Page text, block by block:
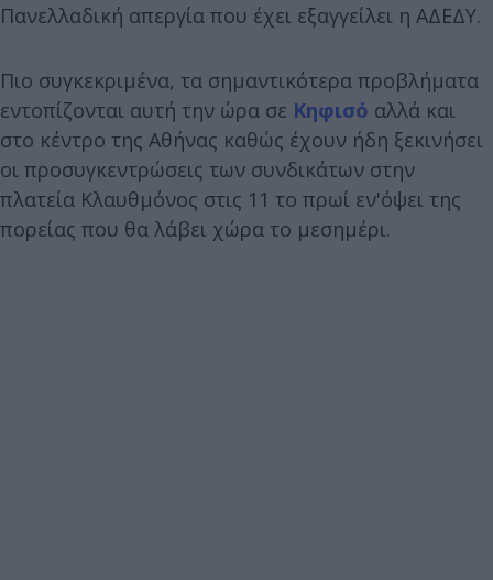
Πανελλαδική απεργία που έχει εξαγγείλει η ΑΔΕΔΥ.
Πιο συγκεκριμένα, τα σημαντικότερα προβλήματα
εντοπίζονται αυτή την ώρα σε Κηφισό αλλά και
στο κέντρο της Αθήνας καθώς έχουν ήδη ξεκινήσει
οι προσυγκεντρώσεις των συνδικάτων στην
πλατεία Κλαυθμόνος στις 11 το πρωί εν'όψει της
πορείας που θα λάβει χώρα το μεσημέρι.